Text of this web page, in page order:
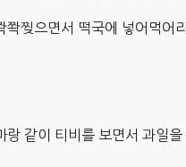
찢으면서 떡국에 넣어먹어
랑 같이 티비를 보면서 과일